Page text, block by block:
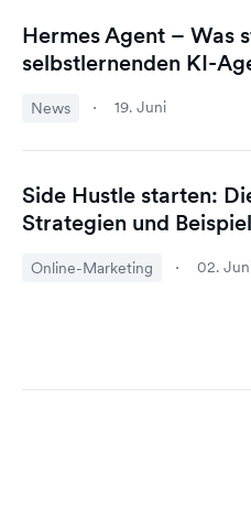
Hermes Agent – Was
selbstlernenden KI-
News 19. Juni
Side Hustle starten:
Strategien und
Online-Marketing 02.